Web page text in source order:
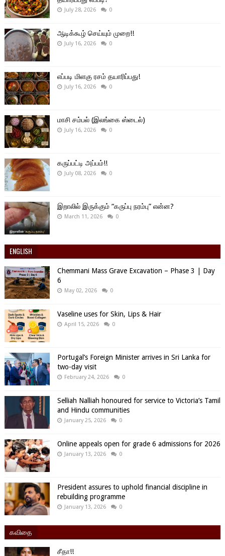
July 28, 2026 0
ஆடிக்கூழ் செய்யும் முறை!!
July 16, 2026 0
எப்படி மிளகு ரசம் தயாரிப்பது!
July 16, 2026 0
மாசி சம்பல் (இலங்கை ஸ்டைல்)
July 16, 2026 0
கருப்பட்டி அப்பம்!!
July 08, 2026 0
இறாலில் இருக்கும் “கருப்பு நரம்பு” என்ன?
March 11, 2026 0
ENGLISH
Chemmani Mass Grave Excavation – Phase 3 | Day
6
May 02, 2026 0
Vaseline uses for Skin, Lips & Hair
April 15, 2026 0
Portugal’s Foreign Minister arrives in Sri Lanka for
two-day visit
February 24, 2026 0
Selliah Nalliah honoured for service to Victoria’s Tamil
and Hindu communities
January 25, 2026 0
Online appeals open for grade 6 admissions for 2026
January 13, 2026 0
President assures to uphold financial discipline in
rebuilding programme
January 13, 2026 0
கவிதை
சீதா!!